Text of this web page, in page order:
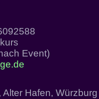
Event)
Hafen,